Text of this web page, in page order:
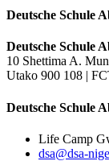
Deutsche Schule
Deutsche Schule
10 Shettima A.
Utako 900 108 |
Deutsche Schule
Life Camp
dsa@dsa-